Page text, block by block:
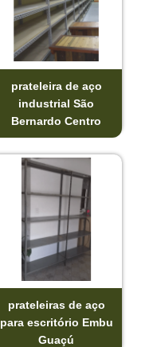
prateleira de aço
industrial São
Bernardo Centro
prateleiras de aço
para escritório Embu
Guaçú